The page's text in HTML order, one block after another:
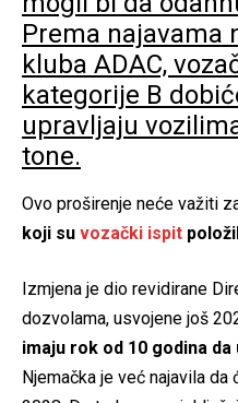
Prema najavama
kluba ADAC,
kategorije B
upravljaju
tone.
Ovo proširenje neće važiti
koji su vozački ispit
Izmjena je dio revidirane
dozvolama, usvojene još
imaju rok od 10 godina
Njemačka je već najavila